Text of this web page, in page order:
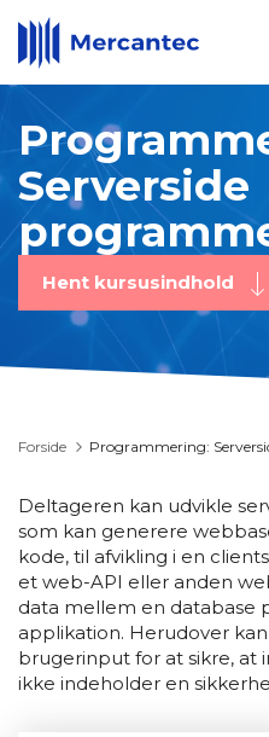
Serverside
Hent kursusindhold
Forside Programmering:
Deltageren kan udvikle
som kan generere
kode, til afvikling i en
et web-API eller anden
data mellem en database
applikation. Herudover
brugerinput for at sikre, at
ikke indeholder en